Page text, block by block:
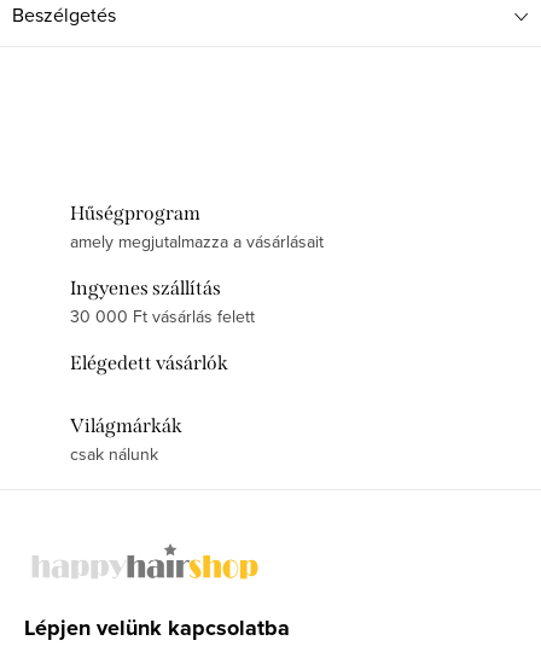
Beszélgetés
Hűségprogram
amely megjutalmazza a vásárlásait
Ingyenes szállítás
30 000 Ft vásárlás felett
Elégedett vásárlók
Világmárkák
csak nálunk
Lépjen velünk kapcsolatba